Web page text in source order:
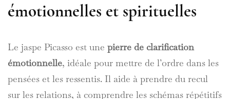
émotionnelles et spirituelles
Le jaspe Picasso est une pierre de clarification
émotionnelle, idéale pour mettre de l’ordre dans les
pensées et les ressentis. Il aide à prendre du recul
sur les relations, à comprendre les schémas répétitifs